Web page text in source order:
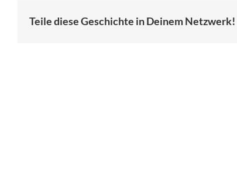
Teile diese Geschichte in Deinem Netzwerk!